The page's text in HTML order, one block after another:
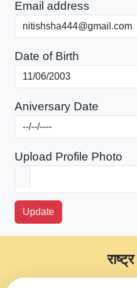
Email address
Date of Birth
Aniversary Date
Upload Profile Photo
Update